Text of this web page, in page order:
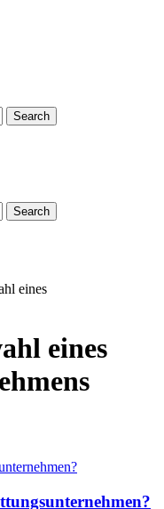
Search
Search
eines
eines